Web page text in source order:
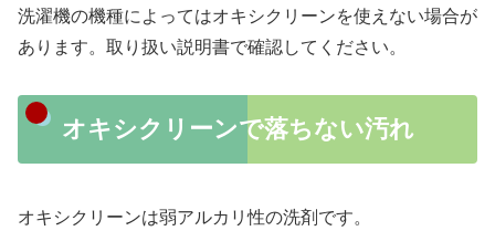
洗濯機の機種によってはオキシクリーンを使えない場合が
あります。取り扱い説明書で確認してください。
オキシクリーンで落ちない汚れ
オキシクリーンは弱アルカリ性の洗剤です。